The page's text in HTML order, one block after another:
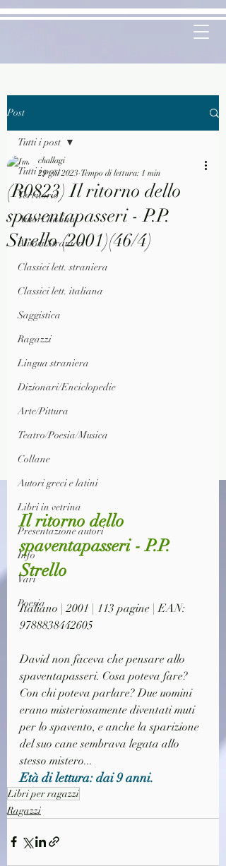
Post
Tutti i post
Territorio
Autori Italiani
Autori Stranieri
Classici lett. straniera
Classici lett. italiana
Saggistica
Ragazzi
Lingua straniera
Dizionari/Enciclopedie
Arte/Pittura
Teatro/Poesia/Musica
Collane
Autori greci e latini
Libri in vetrina
Presentazione autori
Info
Vari
Poesia
Tutti i post
(R0823) Il ritorno dello
spaventapasseri - P.P.
Strello (2001)(46/4)
challagi
29 giu 2023 Tempo di lettura: 1 min
Il ritorno dello
spaventapasseri - P.P.
Strello
Italiano | 2001 | 113 pagine | EAN:
9788838442605
David non faceva che pensare allo
spaventapasseri. Cosa poteva fare?
Con chi poteva parlare? Due uomini
erano misteriosamente diventati muti
per lo spavento, e anche la sparizione
del suo cane sembrava legata allo
stesso mistero...
Età di lettura: dai 9 anni.
Libri per ragazzi
Ragazzi